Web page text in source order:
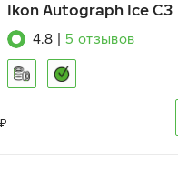
Ikon Autograph Ice C3
4.8 5 отзывов
₽